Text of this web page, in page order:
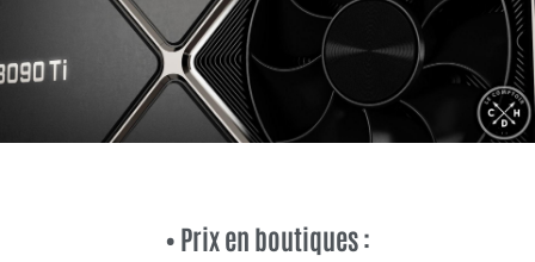
• Prix en boutiques :